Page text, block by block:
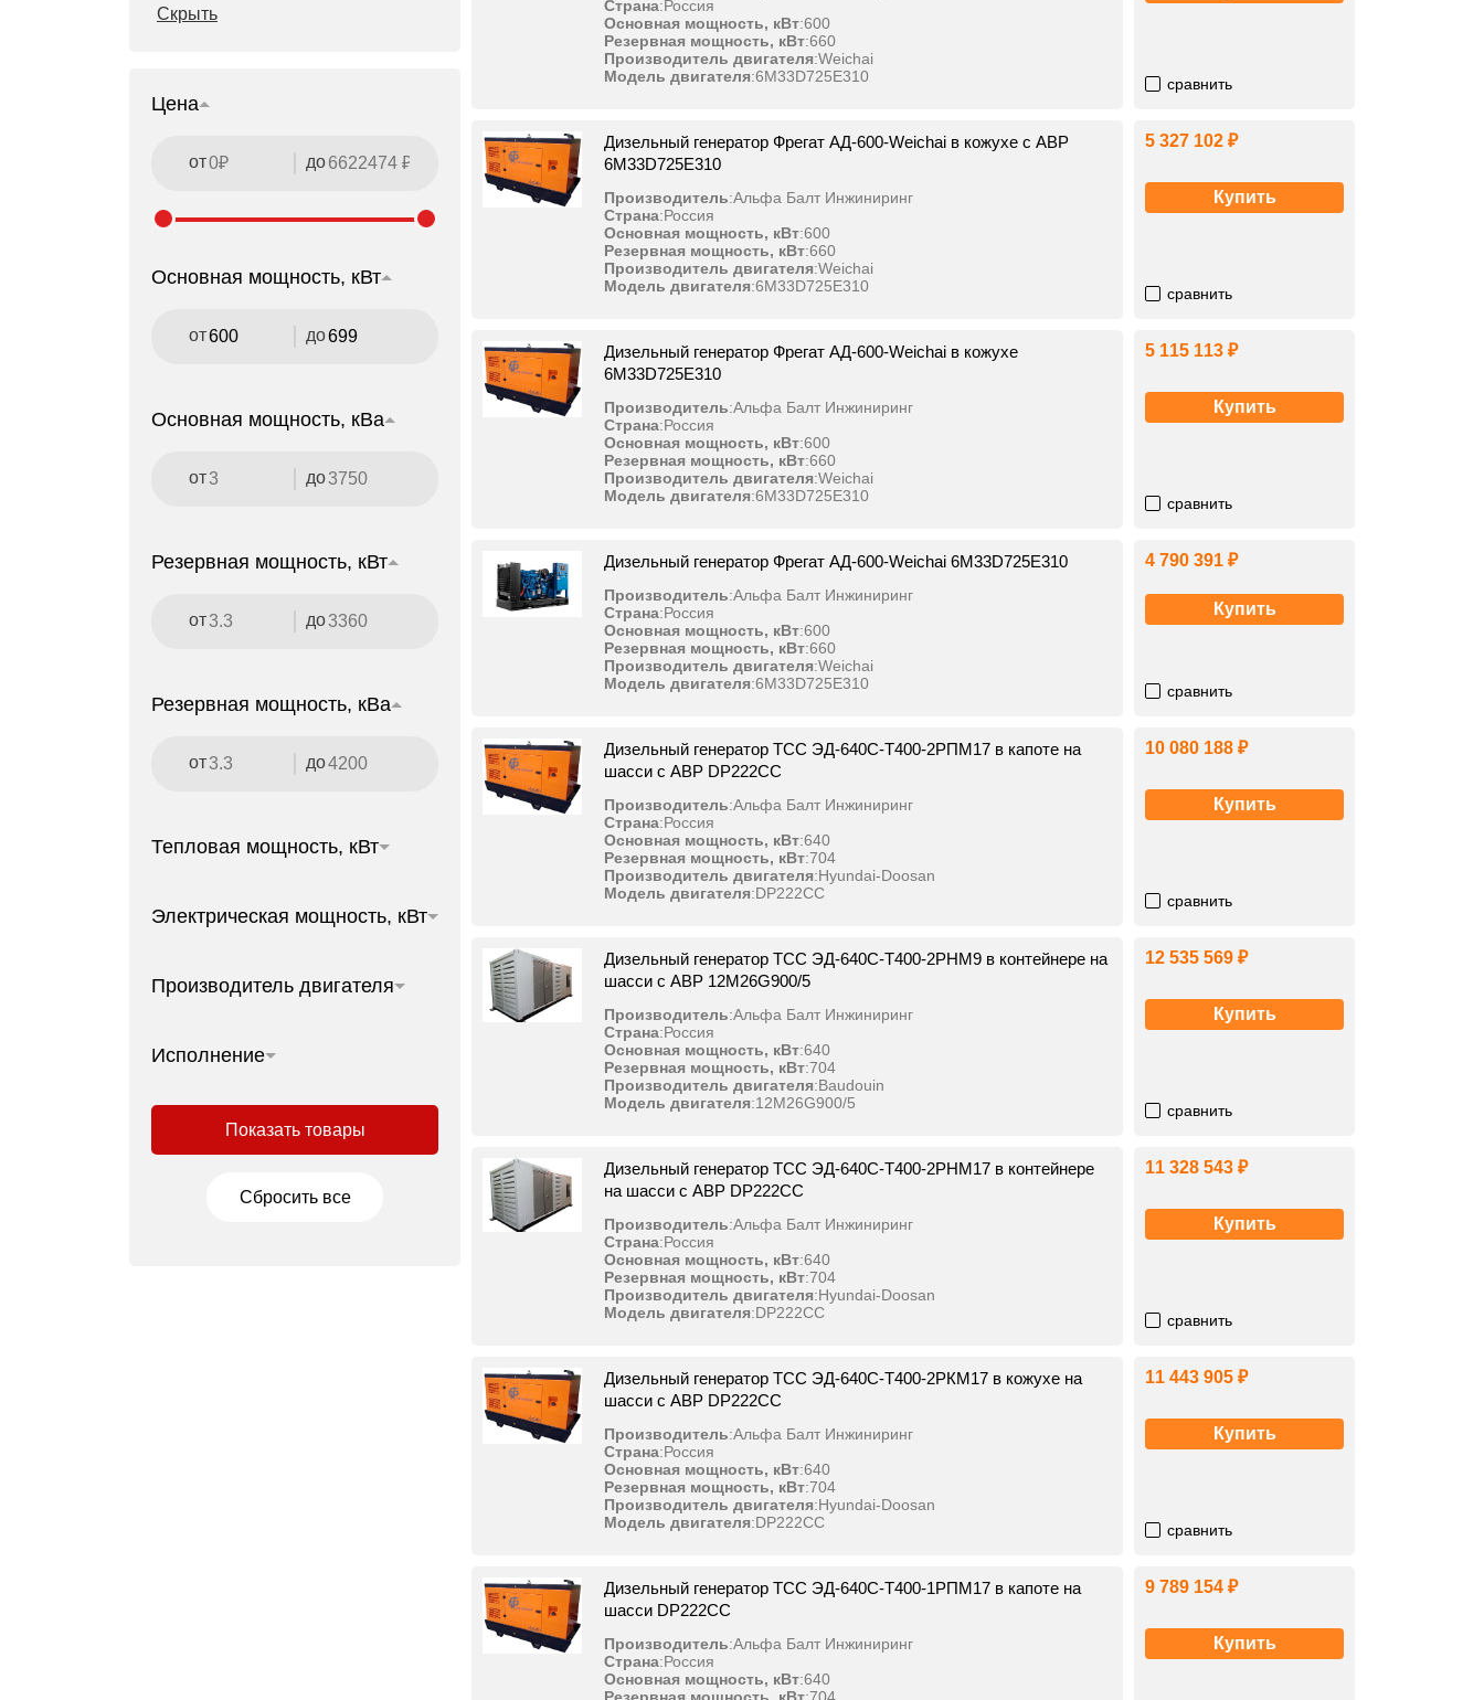
Скрыть
Цена
от до
Основная мощность, кВт
от до
Основная мощность, кВа
от до
Резервная мощность, кВт
от до
Резервная мощность, кВа
от до
Тепловая мощность, кВт
Электрическая мощность, кВт
Производитель двигателя
Исполнение
Показать товары
Сбросить все
Страна:Россия
Основная мощность, кВт:600
Резервная мощность, кВт:660
Производитель двигателя:Weichai
Модель двигателя:6M33D725E310 сравнить
Дизельный генератор Фрегат АД-600-Weichai в кожухе с АВР
6M33D725E310
Производитель:Альфа Балт Инжиниринг
Страна:Россия
Основная мощность, кВт:600
Резервная мощность, кВт:660
Производитель двигателя:Weichai
Модель двигателя:6M33D725E310
5 327 102 ₽
Купить
сравнить
Дизельный генератор Фрегат АД-600-Weichai в кожухе
6M33D725E310
Производитель:Альфа Балт Инжиниринг
Страна:Россия
Основная мощность, кВт:600
Резервная мощность, кВт:660
Производитель двигателя:Weichai
Модель двигателя:6M33D725E310
5 115 113 ₽
Купить
сравнить
Дизельный генератор Фрегат АД-600-Weichai 6M33D725E310
Производитель:Альфа Балт Инжиниринг
Страна:Россия
Основная мощность, кВт:600
Резервная мощность, кВт:660
Производитель двигателя:Weichai
Модель двигателя:6M33D725E310
4 790 391 ₽
Купить
сравнить
Дизельный генератор ТСС ЭД-640С-Т400-2РПМ17 в капоте на
шасси с АВР DP222CC
Производитель:Альфа Балт Инжиниринг
Страна:Россия
Основная мощность, кВт:640
Резервная мощность, кВт:704
Производитель двигателя:Hyundai-Doosan
Модель двигателя:DP222CC
10 080 188 ₽
Купить
сравнить
Дизельный генератор ТСС ЭД-640С-Т400-2РНМ9 в контейнере на
шасси с АВР 12M26G900/5
Производитель:Альфа Балт Инжиниринг
Страна:Россия
Основная мощность, кВт:640
Резервная мощность, кВт:704
Производитель двигателя:Baudouin
Модель двигателя:12M26G900/5
12 535 569 ₽
Купить
сравнить
Дизельный генератор ТСС ЭД-640С-Т400-2РНМ17 в контейнере
на шасси с АВР DP222CC
Производитель:Альфа Балт Инжиниринг
Страна:Россия
Основная мощность, кВт:640
Резервная мощность, кВт:704
Производитель двигателя:Hyundai-Doosan
Модель двигателя:DP222CC
11 328 543 ₽
Купить
сравнить
Дизельный генератор ТСС ЭД-640С-Т400-2РКМ17 в кожухе на
шасси с АВР DP222CC
Производитель:Альфа Балт Инжиниринг
Страна:Россия
Основная мощность, кВт:640
Резервная мощность, кВт:704
Производитель двигателя:Hyundai-Doosan
Модель двигателя:DP222CC
11 443 905 ₽
Купить
сравнить
Дизельный генератор ТСС ЭД-640С-Т400-1РПМ17 в капоте на
шасси DP222CC
Производитель:Альфа Балт Инжиниринг
Страна:Россия
Основная мощность, кВт:640
9 789 154 ₽
Купить